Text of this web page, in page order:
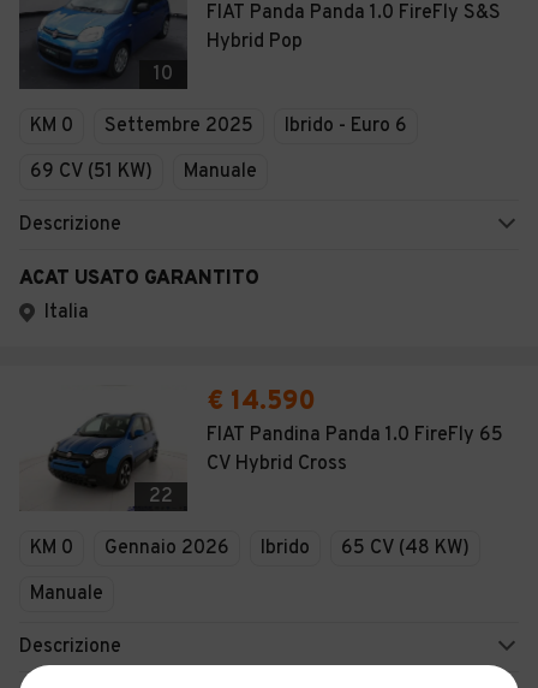
10
FIAT Panda Panda 1.0 FireFly S&S
Hybrid Pop
KM 0 Settembre 2025
Ibrido - Euro 6
69 CV (51 KW)
Manuale
Descrizione
ACAT USATO GARANTITO
Italia
22
€ 14.590
FIAT Pandina Panda 1.0 FireFly 65
CV Hybrid Cross
KM 0 Gennaio 2026 Ibrido
65 CV (48 KW)
Manuale
Descrizione